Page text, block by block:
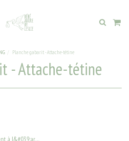
Planche gabarit - Attache-tétine
- Attache-tétine
de biens confectionnés selon les spécifications du consommateur ou nettement personnalisés&quot;.